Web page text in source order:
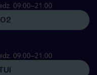
09:00–21:00
09:00–21:00